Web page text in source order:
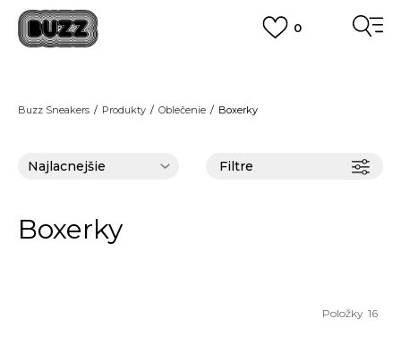
0
pri objednaní nad 100 €(neplatí pre Click&Collect)
Buzz Sneakers Produkty Oblečenie Boxerky
Filtre
Boxerky
16
Položky